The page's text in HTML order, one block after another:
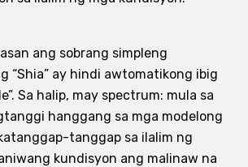
ang sobrang simpleng
“Shia” ay hindi awtomatikong ibig
Sa halip, may spectrum: mula sa
hanggang sa mga modelong
tanggap sa ilalim ng
kundisyon ang malinaw na